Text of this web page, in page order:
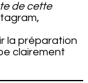
de cette
la préparation
clairement